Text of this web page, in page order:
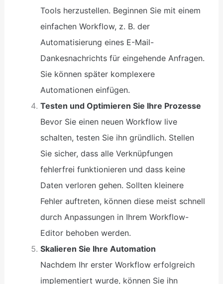
Tools herzustellen. Beginnen Sie mit einem
einfachen Workflow, z. B. der
Automatisierung eines E-Mail-
Dankesnachrichts für eingehende Anfragen.
Sie können später komplexere
Automationen einfügen.
Testen und Optimieren Sie Ihre Prozesse
Bevor Sie einen neuen Workflow live
schalten, testen Sie ihn gründlich. Stellen
Sie sicher, dass alle Verknüpfungen
fehlerfrei funktionieren und dass keine
Daten verloren gehen. Sollten kleinere
Fehler auftreten, können diese meist schnell
durch Anpassungen in Ihrem Workflow-
Editor behoben werden.
Skalieren Sie Ihre Automation
Nachdem Ihr erster Workflow erfolgreich
implementiert wurde, können Sie ihn